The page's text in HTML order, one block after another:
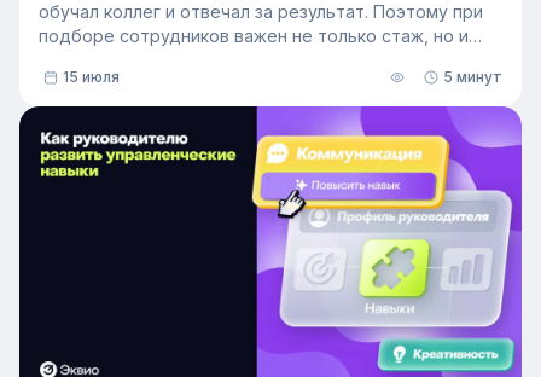
обучал коллег и отвечал за результат. Поэтому при
подборе сотрудников важен не только стаж, но и
В этой статье разберём, релевантный опыт работы
— что это на практике, как оценивать его при найме
и внутренних переводах, почему не всегда стоит
искать полностью готовых специалистов и как
развивать нужные компетенции внутри компании.
15 июля 5 минут